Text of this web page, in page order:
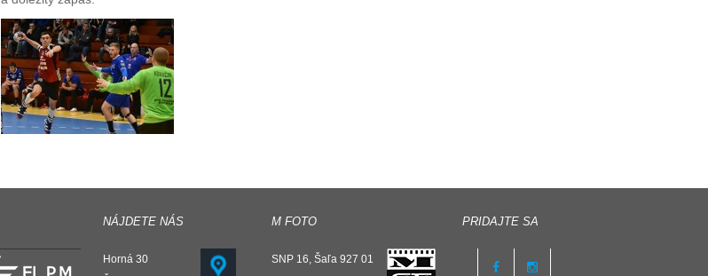
NÁJDETE NÁS
Horná 30
M FOTO
SNP 16, Šaľa 927 01
PRIDAJTE SA